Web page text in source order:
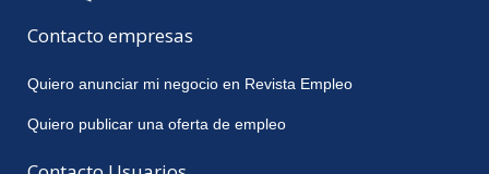
Contacto empresas
Quiero anunciar mi negocio en Revista Empleo
Quiero publicar una oferta de empleo